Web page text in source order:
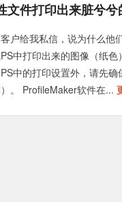
件打印出来脏兮兮
户给我私信，说为什么他
中打印出来的图像（纸
中的打印设置外，请先
。 ProfileMaker软件在...